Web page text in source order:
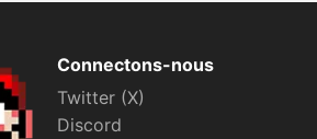
Connectons-nous
Twitter (X)
Discord